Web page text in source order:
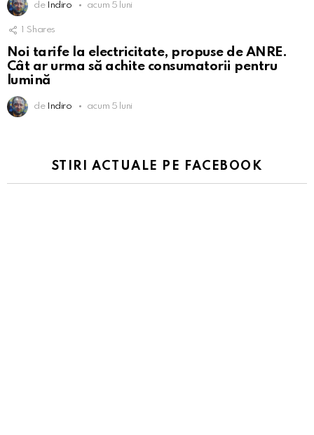
de Indiro acum 5 luni
1 Shares
Noi tarife la electricitate, propuse de ANRE.
Cât ar urma să achite consumatorii pentru
lumină
de Indiro acum 5 luni
STIRI ACTUALE PE FACEBOOK